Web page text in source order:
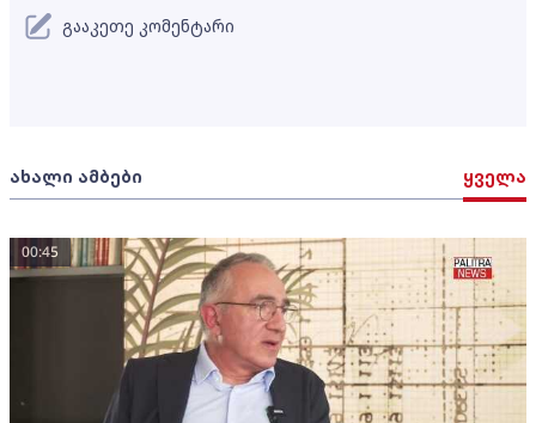
ახალი ამბები ყველა
00:45
გააკეთე კომენტარი